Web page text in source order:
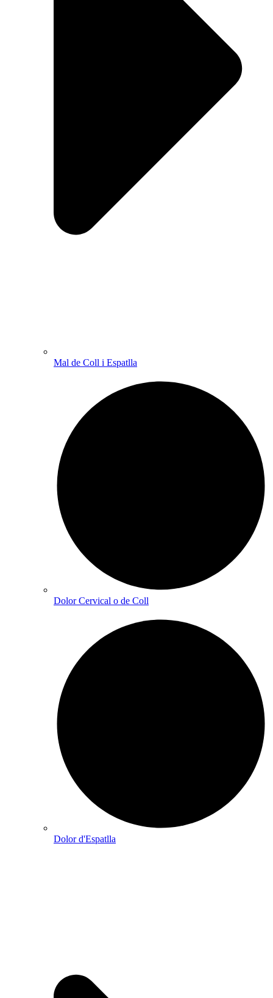
Mal de Coll i Espatlla
Dolor Cervical o de Coll
Dolor d'Espatlla